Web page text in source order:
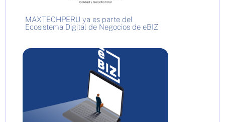
MAXTECHPERU ya es parte del
Ecosistema Digital de Negocios de eBIZ